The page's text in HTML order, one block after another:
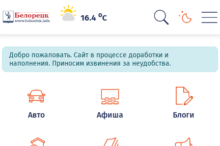
16.4oC
Добро пожаловать. Сайт в процессе доработки и
наполнения. Приносим извинения за неудобства.
Авто Афиша Блоги